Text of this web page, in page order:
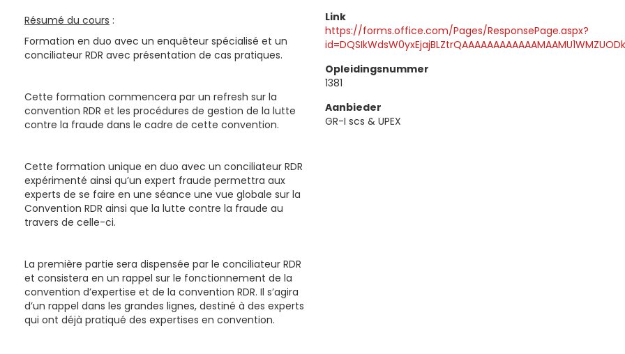
Résumé du cours :
Formation en duo avec un enquêteur spécialisé et un
conciliateur RDR avec présentation de cas pratiques.
Cette formation commencera par un refresh sur la
convention RDR et les procédures de gestion de la lutte
contre la fraude dans le cadre de cette convention.
Cette formation unique en duo avec un conciliateur RDR
expérimenté ainsi qu’un expert fraude permettra aux
experts de se faire en une séance une vue globale sur la
Convention RDR ainsi que la lutte contre la fraude au
travers de celle-ci.
La première partie sera dispensée par le conciliateur RDR
et consistera en un rappel sur le fonctionnement de la
convention d’expertise et de la convention RDR. Il s’agira
d’un rappel dans les grandes lignes, destiné à des experts
qui ont déjà pratiqué des expertises en convention.
Link
https://forms.office.com/Pages/ResponsePage.aspx?
Opleidingsnummer
1381
Aanbieder
GR-I scs & UPEX